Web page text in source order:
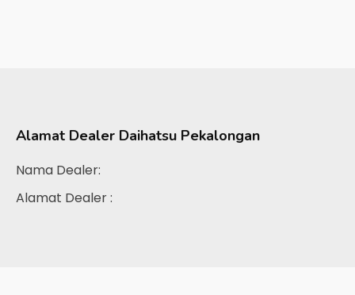
Alamat Dealer Daihatsu Pekalongan
Nama Dealer:
Alamat Dealer :